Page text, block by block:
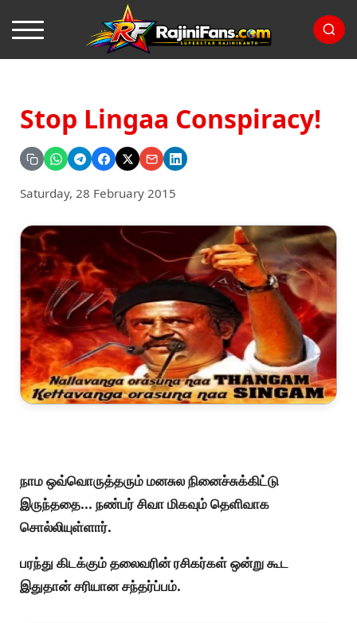
Stop Lingaa Conspiracy!
Saturday, 28 February 2015
நாம ஒவ்வொருத்தரும் மனசுல நினைச்சுக்கிட்டு
இருந்ததை... நண்பர் சிவா மிகவும் தெளிவாக
சொல்லியுள்ளார்.
பரந்து கிடக்கும் தலைவரின் ரசிகர்கள் ஒன்று கூட
இதுதான் சரியான சந்தர்ப்பம்.